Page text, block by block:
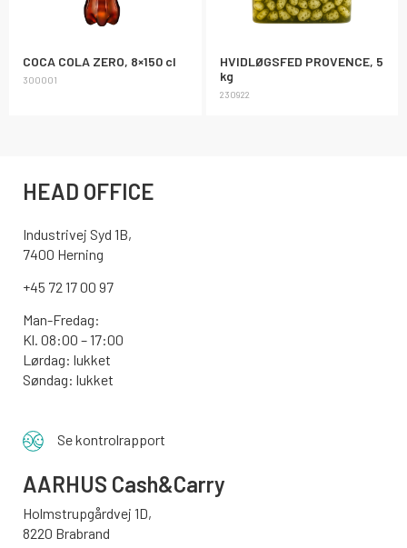
COCA COLA ZERO, 8×150 cl
300001
HVIDLØGSFED PROVENCE, 5
kg
230922
HEAD OFFICE
Industrivej Syd 1B,
7400 Herning
+45 72 17 00 97
Man-Fredag:
Kl. 08:00 – 17:00
Lørdag: lukket
Søndag: lukket
Se kontrolrapport
AARHUS Cash&Carry
Holmstrupgårdvej 1D,
8220 Brabrand